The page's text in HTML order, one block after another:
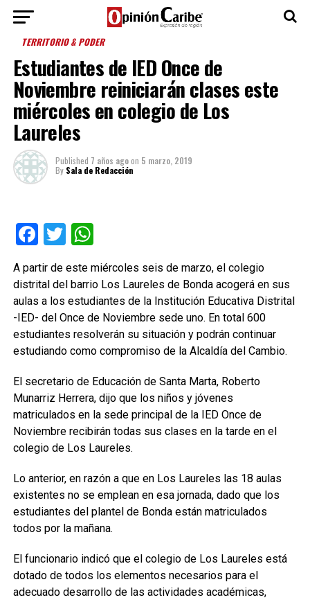
TERRITORIO & PODER
Estudiantes de IED Once de
Noviembre reiniciarán clases este
miércoles en colegio de Los
Laureles
Published 7 años agoon 5 marzo, 2019
By Sala de Redacción
Facebook
TwitterWhatsApp
A partir de este miércoles seis de marzo, el colegio
distrital del barrio Los Laureles de Bonda acogerá en sus
aulas a los estudiantes de la Institución Educativa Distrital
-IED- del Once de Noviembre sede uno. En total 600
estudiantes resolverán su situación y podrán continuar
estudiando como compromiso de la Alcaldía del Cambio.
El secretario de Educación de Santa Marta, Roberto
Munarriz Herrera, dijo que los niños y jóvenes
matriculados en la sede principal de la IED Once de
Noviembre recibirán todas sus clases en la tarde en el
colegio de Los Laureles.
Lo anterior, en razón a que en Los Laureles las 18 aulas
existentes no se emplean en esa jornada, dado que los
estudiantes del plantel de Bonda están matriculados
todos por la mañana.
El funcionario indicó que el colegio de Los Laureles está
dotado de todos los elementos necesarios para el
adecuado desarrollo de las actividades académicas,